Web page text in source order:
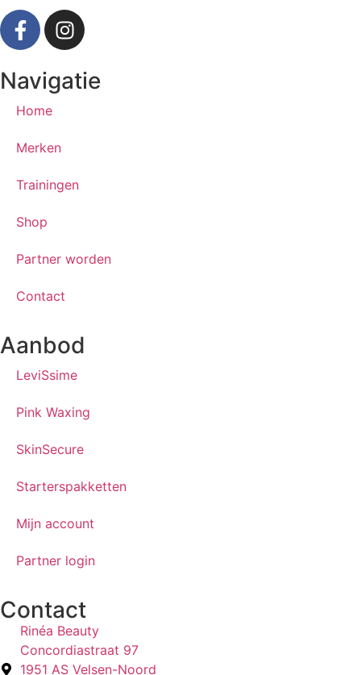
Navigatie
Home
Merken
Trainingen
Shop
Partner worden
Contact
Aanbod
LeviSsime
Pink Waxing
SkinSecure
Starterspakketten
Mijn account
Partner login
Contact
Rinéa Beauty
Concordiastraat 97
1951 AS Velsen-Noord